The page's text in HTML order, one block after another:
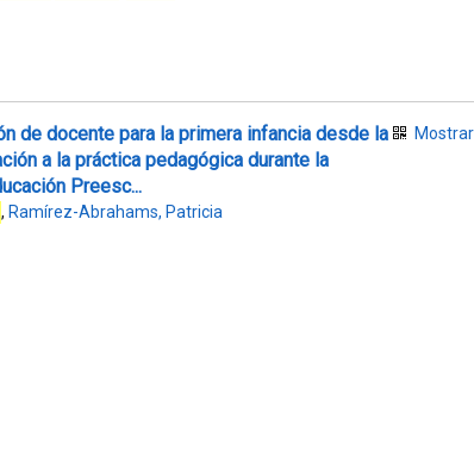
de docente para la primera infancia desde la
a la práctica pedagógica durante la
Preesc...
, Ramírez-Abrahams, Patricia